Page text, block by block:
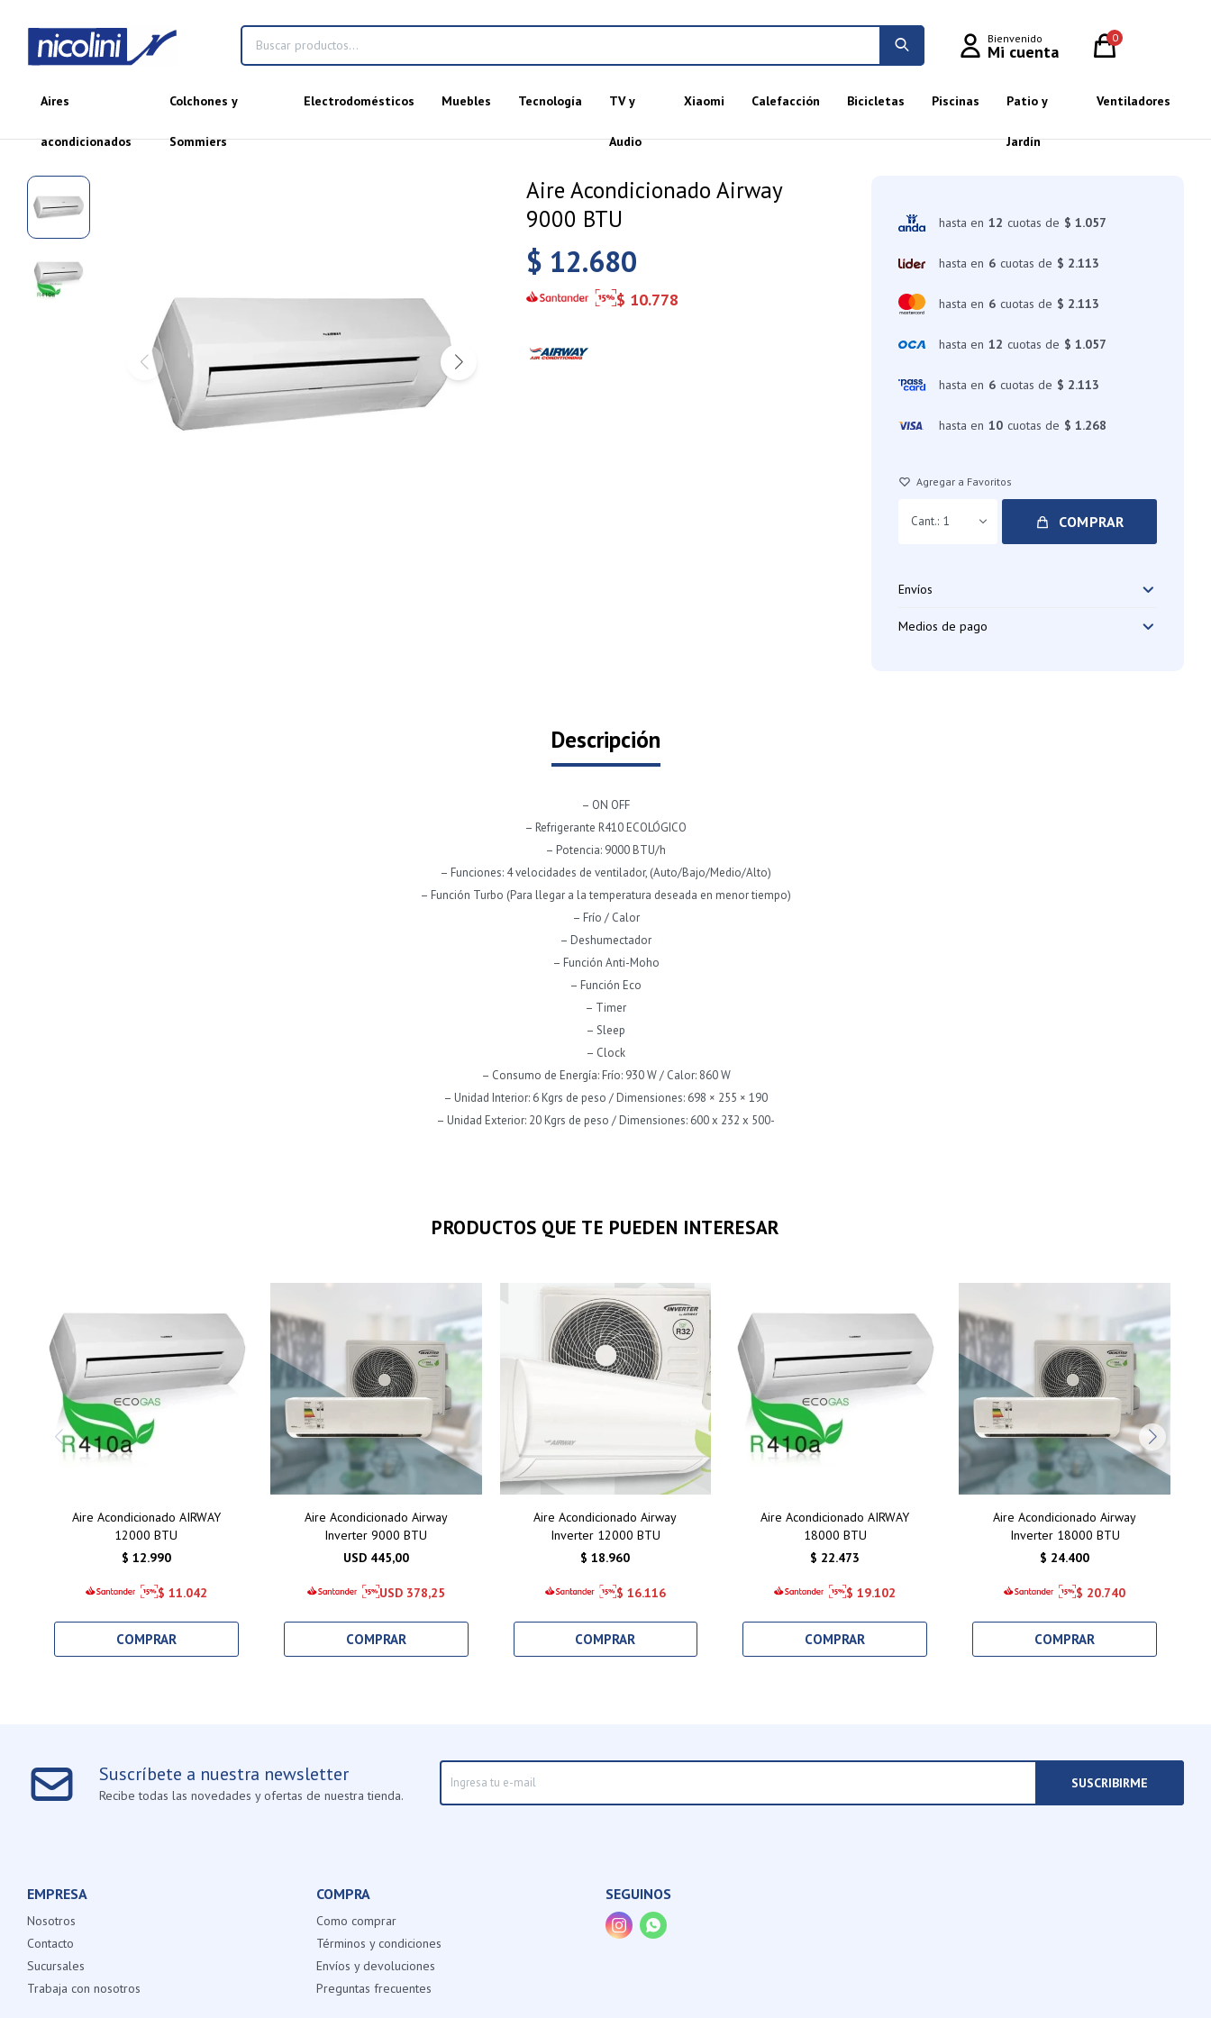
Aires
acondicionados
Colchones y
Sommiers
Electrodomésticos Muebles Tecnología TV y
Audio
Xiaomi Calefacción Bicicletas Piscinas Patio y
Jardín
Ventiladores
0
Aire Acondicionado Airway
9000 BTU
$ 12.680
$ 10.778
hasta en 12 cuotas de $ 1.057
hasta en 6 cuotas de $ 2.113
hasta en 6 cuotas de $ 2.113
hasta en 12 cuotas de $ 1.057
hasta en 6 cuotas de $ 2.113
hasta en 10 cuotas de $ 1.268
1 COMPRAR
Envíos
Medios de pago
Descripción
– ON OFF
– Refrigerante R410 ECOLÓGICO
– Potencia: 9000 BTU/h
– Funciones: 4 velocidades de ventilador, (Auto/Bajo/Medio/Alto)
– Función Turbo (Para llegar a la temperatura deseada en menor tiempo)
– Frío / Calor
– Deshumectador
– Función Anti-Moho
– Función Eco
– Timer
– Sleep
– Clock
– Consumo de Energía: Frío: 930 W / Calor: 860 W
– Unidad Interior: 6 Kgrs de peso / Dimensiones: 698 × 255 × 190
– Unidad Exterior: 20 Kgrs de peso / Dimensiones: 600 x 232 x 500-
PRODUCTOS QUE TE PUEDEN INTERESAR
Aire Acondicionado AIRWAY
12000 BTU
$ 12.990
$ 11.042
Aire Acondicionado Airway
Inverter 9000 BTU
USD 445,00
USD 378,25
Aire Acondicionado Airway
Inverter 12000 BTU
$ 18.960
$ 16.116
Aire Acondicionado AIRWAY
18000 BTU
$ 22.473
$ 19.102
Aire Acondicionado Airway
Inverter 18000 BTU
$ 24.400
$ 20.740
Suscríbete a nuestra newsletter
Recibe todas las novedades y ofertas de nuestra tienda.
SUSCRIBIRME
EMPRESA
Nosotros
Contacto
Sucursales
Trabaja con nosotros
COMPRA
Como comprar
Términos y condiciones
Envíos y devoluciones
Preguntas frecuentes
SEGUINOS
 